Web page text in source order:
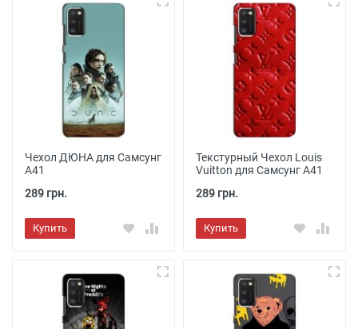
Чехол ДЮНА для Самсунг
А41
289 грн.
Купить
Текстурный Чехол Louis
Vuitton для Самсунг А41
289 грн.
Купить